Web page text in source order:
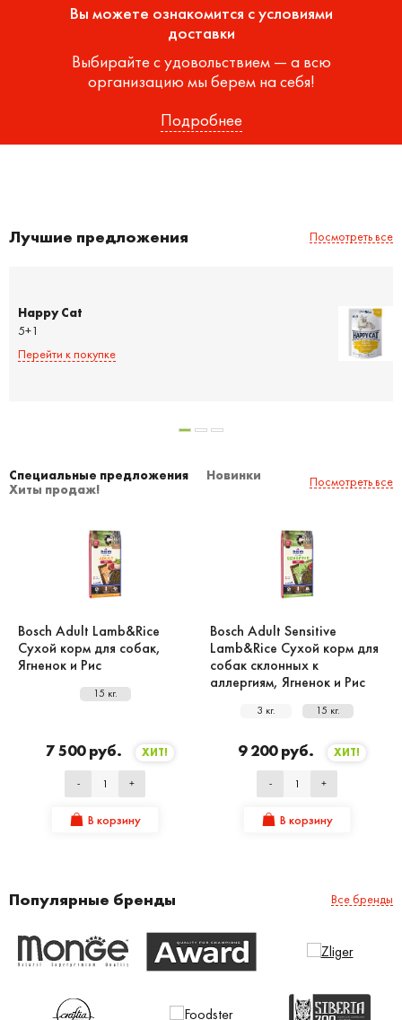
Вы можете ознакомится с условиями
доставки
Выбирайте с удовольствием — а всю
организацию мы берем на себя!
Подробнее
Лучшие предложения Посмотреть все
Happy Cat
5+1
Перейти к покупке
Специальные предложения
Новинки
Хиты продаж!
Посмотреть все
Bosch Adult Lamb&Rice
Сухой корм для собак,
Ягненок и Рис
15 кг.
7 500 руб. ХИТ!
- +
В корзину
Bosch Adult Sensitive
Lamb&Rice Сухой корм для
собак склонных к
аллергиям, Ягненок и Рис
3 кг. 15 кг.
9 200 руб. ХИТ!
- +
В корзину
Популярные бренды Все бренды